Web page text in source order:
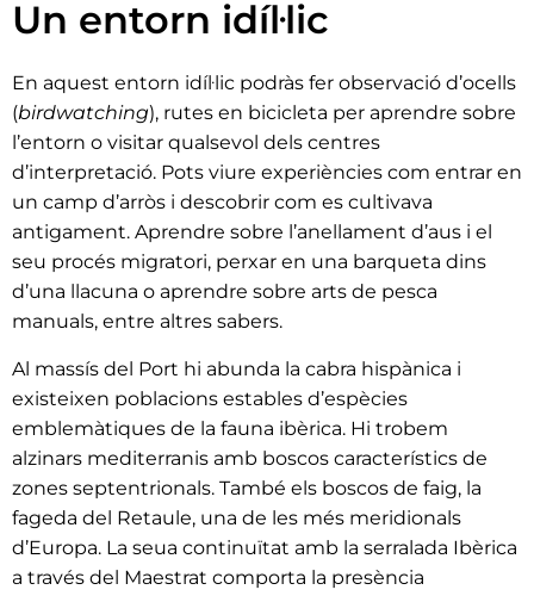
Un entorn idíl·lic
En aquest entorn idíl·lic podràs fer observació d’ocells
(birdwatching), rutes en bicicleta per aprendre sobre
l’entorn o visitar qualsevol dels centres
d’interpretació. Pots viure experiències com entrar en
un camp d’arròs i descobrir com es cultivava
antigament. Aprendre sobre l’anellament d’aus i el
seu procés migratori, perxar en una barqueta dins
d’una llacuna o aprendre sobre arts de pesca
manuals, entre altres sabers.
Al massís del Port hi abunda la cabra hispànica i
existeixen poblacions estables d’espècies
emblemàtiques de la fauna ibèrica. Hi trobem
alzinars mediterranis amb boscos característics de
zones septentrionals. També els boscos de faig, la
fageda del Retaule, una de les més meridionals
d’Europa. La seua continuïtat amb la serralada Ibèrica
a través del Maestrat comporta la presència